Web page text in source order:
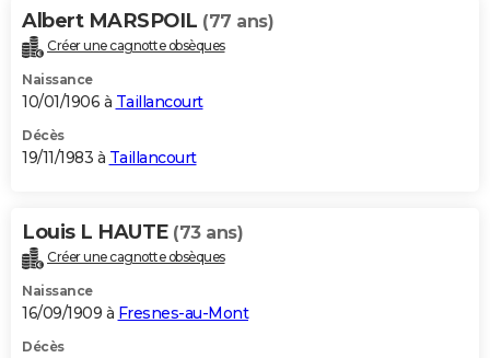
Albert MARSPOIL (77 ans)
Créer une cagnotte obsèques
Naissance
10/01/1906 à Taillancourt
Décès
19/11/1983 à Taillancourt
Louis L HAUTE (73 ans)
Créer une cagnotte obsèques
Naissance
16/09/1909 à Fresnes-au-Mont
Décès